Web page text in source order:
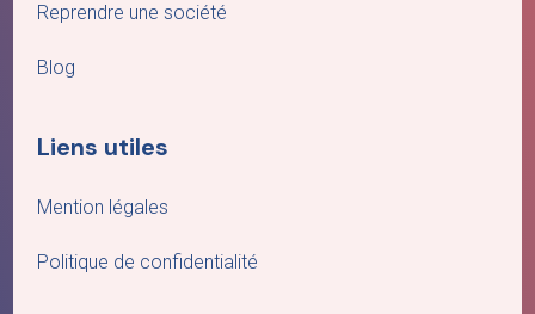
Reprendre une société
Blog
Liens utiles
Mention légales
Politique de confidentialité